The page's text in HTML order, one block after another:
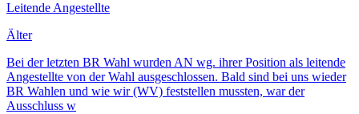
Leitende Angestellte
Älter
Bei der letzten BR Wahl wurden AN wg. ihrer Position als leitende
Angestellte von der Wahl ausgeschlossen. Bald sind bei uns wieder
BR Wahlen und wie wir (WV) feststellen mussten, war der
Ausschluss w